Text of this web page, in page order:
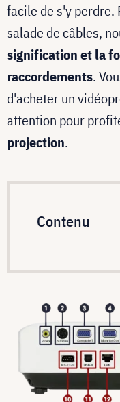
facile de s'y perdre.
salade de câbles,
signification et la
raccordements.
d'acheter un
attention pour
projection.
Contenu